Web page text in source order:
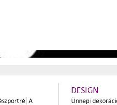
A
DESIGN
Ünnepi